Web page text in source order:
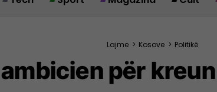
Lajme > Kosove > Politikë
për